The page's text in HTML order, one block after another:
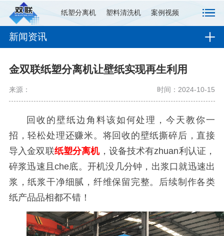
纸塑分离机 塑料清洗机 案例视频
新闻资讯
金双联纸塑分离机让壁纸实现再生利用
来源： 时间：2024-10-15
回收的壁纸边角料该如何处理，今天教你一
招，轻松处理还赚米。将回收的壁纸撕碎后，直接
导入金双联纸塑分离机，设备技术有zhuan利认证，
碎浆迅速且che底。开机没几分钟，出浆口就迅速出
浆，纸浆干净细腻，纤维保留完整。后续制作各类
纸产品品相都不错！